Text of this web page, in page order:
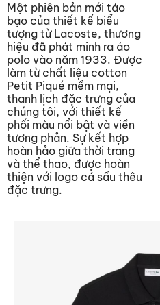
Một phiên bản mới táo
bạo của thiết kế biểu
tượng từ Lacoste, thương
hiệu đã phát minh ra áo
polo vào năm 1933. Được
làm từ chất liệu cotton
Petit Piqué mềm mại,
thanh lịch đặc trưng của
chúng tôi, với thiết kế
phối màu nổi bật và viền
tương phản. Sự kết hợp
hoàn hảo giữa thời trang
và thể thao, được hoàn
thiện với logo cá sấu thêu
đặc trưng.